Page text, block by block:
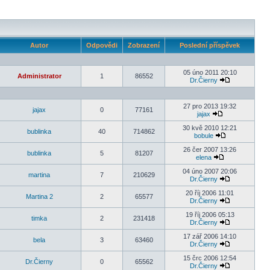
Autor Odpovědi Zobrazení Poslední příspěvek
Administrator 1 86552
05 úno 2011 20:10
Dr.Čierny
jajax 0 77161
27 pro 2013 19:32
jajax
bublinka 40 714862
30 kvě 2010 12:21
bobule
bublinka 5 81207
26 čer 2007 13:26
elena
martina 7 210629
04 úno 2007 20:06
Dr.Čierny
Martina 2 2 65577
20 říj 2006 11:01
Dr.Čierny
timka 2 231418
19 říj 2006 05:13
Dr.Čierny
bela 3 63460
17 zář 2006 14:10
Dr.Čierny
Dr.Čierny 0 65562
15 črc 2006 12:54
Dr.Čierny